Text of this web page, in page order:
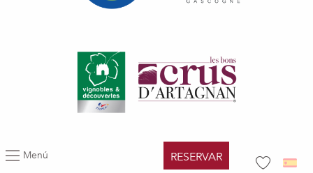
Menú RESERVAR